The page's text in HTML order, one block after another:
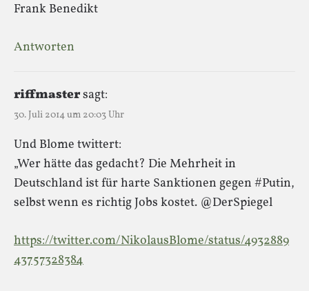
Frank Benedikt
Antworten
riffmastersagt:
30. Juli 2014 um 20:03 Uhr
Und Blome twittert:
„Wer hätte das gedacht? Die Mehrheit in
Deutschland ist für harte Sanktionen gegen #Putin,
selbst wenn es richtig Jobs kostet. @DerSpiegel
https://twitter.com/NikolausBlome/status/4932889
43757328384